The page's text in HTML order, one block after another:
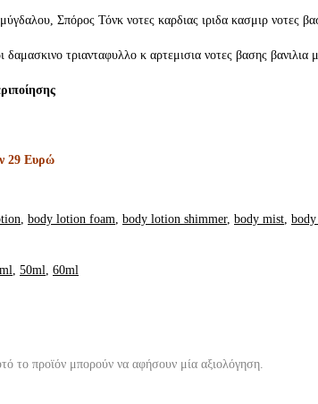
Σπόρος Τόνκ νοτες καρδιας ιριδα κασμιρ νοτες
δαμασκινο τριανταφυλλο κ αρτεμισια νοτες βασης βανιλια
29 Ευρώ
, body lotion foam, body lotion shimmer, body mist,
, 50ml, 60ml
το προϊόν μπορούν να αφήσουν μία αξιολόγηση.